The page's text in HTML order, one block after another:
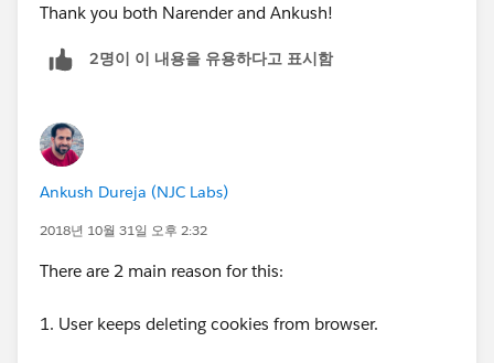
Thank you both Narender and Ankush!
2명이 이 내용을 유용하다고 표시함
Ankush Dureja (NJC Labs)
2018년 10월 31일 오후 2:32
There are 2 main reason for this:
1. User keeps deleting cookies from browser.